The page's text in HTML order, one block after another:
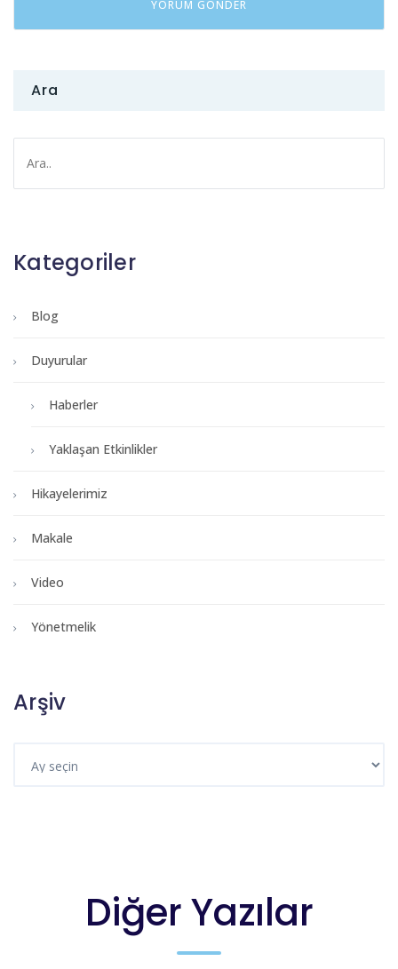
Ara
Kategoriler
Blog
Duyurular
Haberler
Yaklaşan Etkinlikler
Hikayelerimiz
Makale
Video
Yönetmelik
Arşiv
Diğer Yazılar